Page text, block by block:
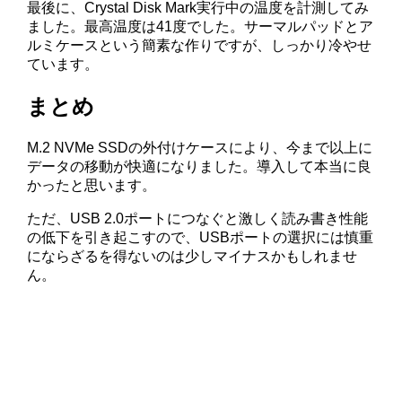
最後に、Crystal Disk Mark実行中の温度を計測してみ
ました。最高温度は41度でした。サーマルパッドとア
ルミケースという簡素な作りですが、しっかり冷やせ
ています。
まとめ
M.2 NVMe SSDの外付けケースにより、今まで以上に
データの移動が快適になりました。導入して本当に良
かったと思います。
ただ、USB 2.0ポートにつなぐと激しく読み書き性能
の低下を引き起こすので、USBポートの選択には慎重
にならざるを得ないのは少しマイナスかもしれませ
ん。